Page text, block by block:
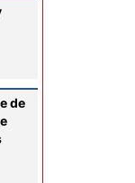
de